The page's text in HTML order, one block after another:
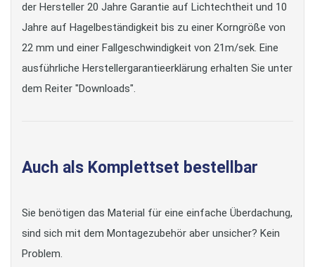
der Hersteller 20 Jahre Garantie auf Lichtechtheit und 10
Jahre auf Hagelbeständigkeit bis zu einer Korngröße von
22 mm und einer Fallgeschwindigkeit von 21m/sek. Eine
ausführliche Herstellergarantieerklärung erhalten Sie unter
dem Reiter "Downloads".
Auch als Komplettset bestellbar
Sie benötigen das Material für eine einfache Überdachung,
sind sich mit dem Montagezubehör aber unsicher? Kein
Problem.